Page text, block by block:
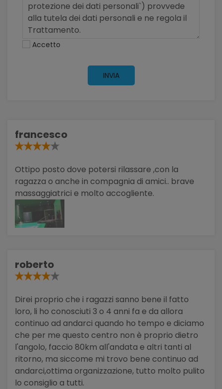
Accetto
INVIA
francesco
Ottipo posto dove potersi rilassare ,con la
ragazza o anche in compagnia di amici.. brave
massaggiatrici e molto accogliente.
roberto
Direi proprio che i ragazzi sanno bene il fatto
loro, li ho conosciuti 3 o 4 anni fa e da allora
continuo ad andarci quando ho tempo e diciamo
che per me questo centro non è proprio dietro
l'angolo, faccio 80km all'andata e altri tanti al
ritorno, ma siccome mi trovo bene continuo ad
andarci,ottima organizzazione, tutto molto pulito
lo consiglio a tutti.